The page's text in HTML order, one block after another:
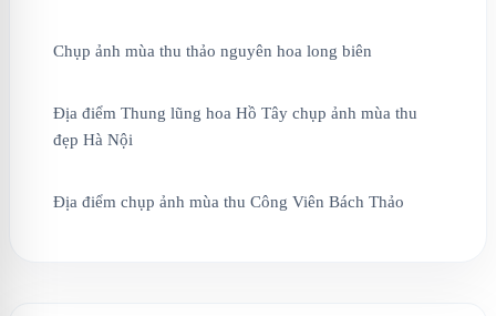
Chụp ảnh mùa thu thảo nguyên hoa long biên
Địa điểm Thung lũng hoa Hồ Tây chụp ảnh mùa thu
đẹp Hà Nội
Địa điểm chụp ảnh mùa thu Công Viên Bách Thảo